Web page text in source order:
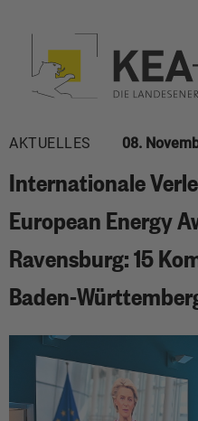
AKTUELLES 08.
Internationale
European Energy
Ravensburg: 15
Baden-